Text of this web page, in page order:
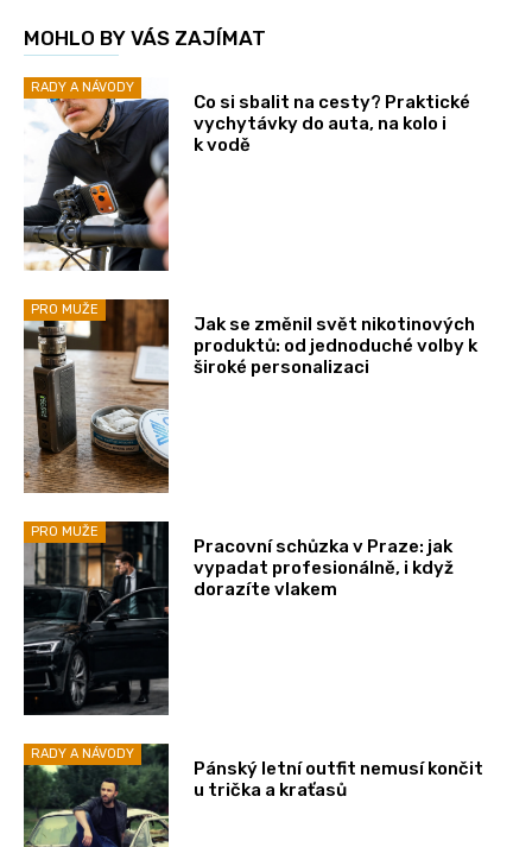
MOHLO BY VÁS ZAJÍMAT
RADY A NÁVODY
Co si sbalit na cesty? Praktické
vychytávky do auta, na kolo i
k vodě
PRO MUŽE
Jak se změnil svět nikotinových
produktů: od jednoduché volby k
široké personalizaci
PRO MUŽE
Pracovní schůzka v Praze: jak
vypadat profesionálně, i když
dorazíte vlakem
RADY A NÁVODY
Pánský letní outfit nemusí končit
u trička a kraťasů